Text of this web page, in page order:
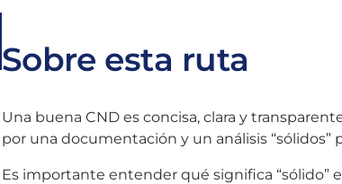
Sobre esta ruta
Una buena CND es concisa, clara y
por una documentación y un análisis “sólidos”
Es importante entender qué significa